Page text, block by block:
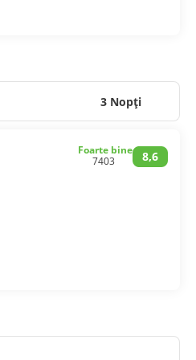
3 Nopţi
8,6
Foarte bine
7403